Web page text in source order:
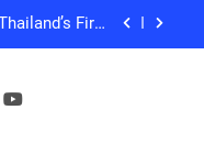
บูรณ์คลับ เขา
ใหญ่
First
พระกรุณาธิคุณ
ติยาภา นเรนทิ